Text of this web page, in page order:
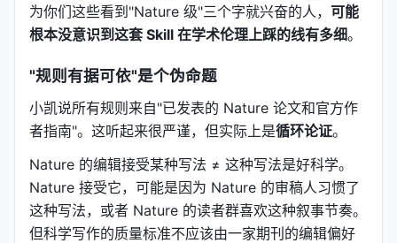
Sentence split → Section ID → Hourglass check
upgrade → Template check → Citation audit →
House style → Overclaim detection →
Proofreading → Plain-text output
关键规则举例
句子长度：Every sentence ≤ 30 words。超过 20
词的句子要检查是否包含多个主命题。
为你们这些看到"Nature 级"三个字就兴奋的人， 可能
根本没意识到这套 Skill 在学术伦理上踩的线有多细。
"规则有据可依"是个伪命题
小凯说所有规则来自"已发表的 Nature 论文和官方作
者指南"。这听起来很严谨，但实际上是循环论证。
Nature 的编辑接受某种写法 ≠ 这种写法是好科学。
Nature 接受它，可能是因为 Nature 的审稿人习惯了
这种写法，或者 Nature 的读者群喜欢这种叙事节奏。
但科学写作的质量标准不应该由一家期刊的编辑偏好